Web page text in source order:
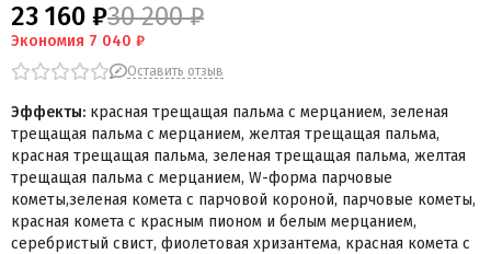
Салют России
Русская петарда
23 160 ₽30 200 ₽
Экономия 7 040 ₽
Оставить отзыв
Эффекты: красная трещащая пальма с мерцанием, зеленая
трещащая пальма с мерцанием, желтая трещащая пальма,
красная трещащая пальма, зеленая трещащая пальма, желтая
трещащая пальма с мерцанием, W-форма парчовые
кометы,зеленая комета с парчовой короной, парчовые кометы,
красная комета с красным пионом и белым мерцанием,
серебристый свист, фиолетовая хризантема, красная комета с